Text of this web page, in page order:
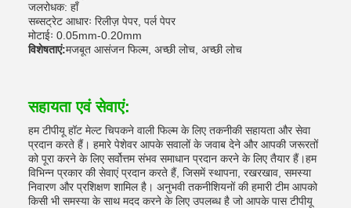
जलरोधक: हाँ
सब्सट्रेट आधारः रिलीज़ पेपर, पर्ल पेपर
मोटाईः 0.05mm-0.20mm
विशेषताएं:मजबूत आसंजन फिल्म, अच्छी लोच, अच्छी लोच
सहायता एवं सेवाएं:
हम टीपीयू हॉट मेल्ट चिपकने वाली फिल्म के लिए तकनीकी सहायता और सेवा
प्रदान करते हैं। हमारे पेशेवर आपके सवालों के जवाब देने और आपकी जरूरतों
को पूरा करने के लिए सर्वोत्तम संभव समाधान प्रदान करने के लिए तैयार हैं।हम
विभिन्न प्रकार की सेवाएं प्रदान करते हैं, जिसमें स्थापना, रखरखाव, समस्या
निवारण और प्रशिक्षण शामिल है। अनुभवी तकनीशियनों की हमारी टीम आपको
किसी भी समस्या के साथ मदद करने के लिए उपलब्ध है जो आपके पास टीपीयू